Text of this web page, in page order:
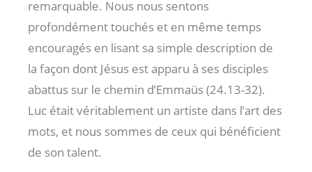
remarquable. Nous nous sentons
profondément touchés et en même temps
encouragés en lisant sa simple description de
la façon dont Jésus est apparu à ses disciples
abattus sur le chemin d’Emmaüs (24.13-32).
Luc était véritablement un artiste dans l’art des
mots, et nous sommes de ceux qui bénéficient
de son talent.